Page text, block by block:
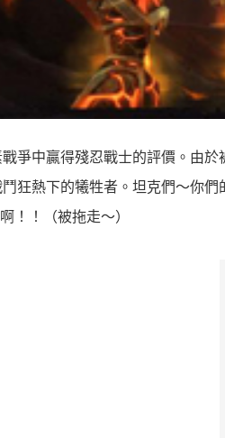
爭中贏得殘忍戰士的評價。由
狂熱下的犧牲者。坦克們～你
！！（被拖走～）